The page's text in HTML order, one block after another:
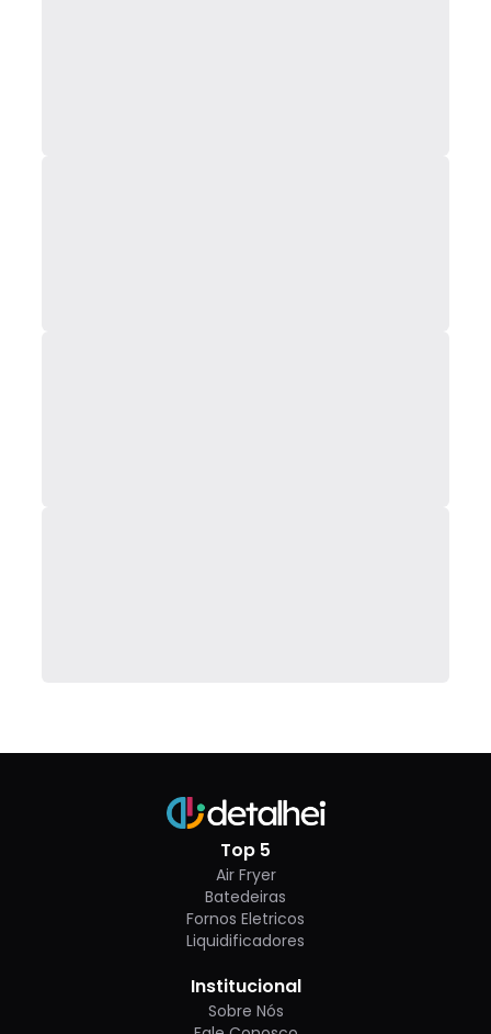
Top 5
Air Fryer
Batedeiras
Fornos Eletricos
Liquidificadores
Institucional
Sobre Nós